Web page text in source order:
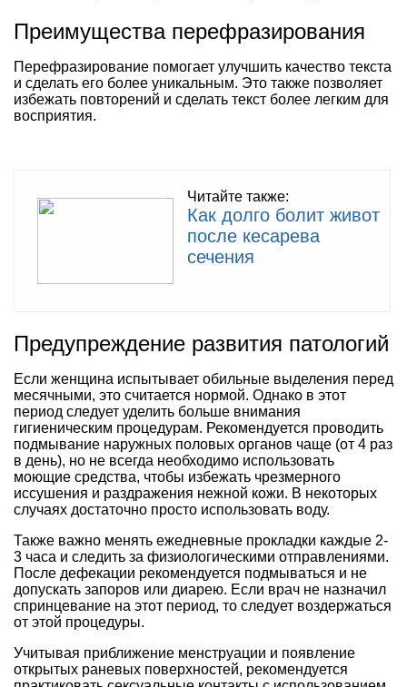
Преимущества перефразирования
Перефразирование помогает улучшить качество текста
и сделать его более уникальным. Это также позволяет
избежать повторений и сделать текст более легким для
восприятия.
Читайте также:
Как долго болит живот
после кесарева
сечения
Предупреждение развития патологий
Если женщина испытывает обильные выделения перед
месячными, это считается нормой. Однако в этот
период следует уделить больше внимания
гигиеническим процедурам. Рекомендуется проводить
подмывание наружных половых органов чаще (от 4 раз
в день), но не всегда необходимо использовать
моющие средства, чтобы избежать чрезмерного
иссушения и раздражения нежной кожи. В некоторых
случаях достаточно просто использовать воду.
Также важно менять ежедневные прокладки каждые 2-
3 часа и следить за физиологическими отправлениями.
После дефекации рекомендуется подмываться и не
допускать запоров или диарею. Если врач не назначил
спринцевание на этот период, то следует воздержаться
от этой процедуры.
Учитывая приближение менструации и появление
открытых раневых поверхностей, рекомендуется